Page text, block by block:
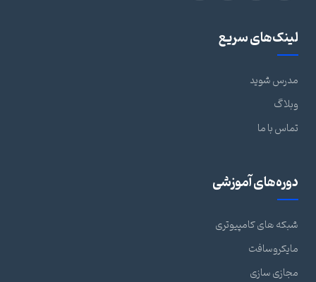
لینک‌های سریع
مدرس شوید
وبلاگ
تماس با ما
دوره‌های آموزشی
شبکه های کامپیوتری
مایکروسافت
مجازی سازی